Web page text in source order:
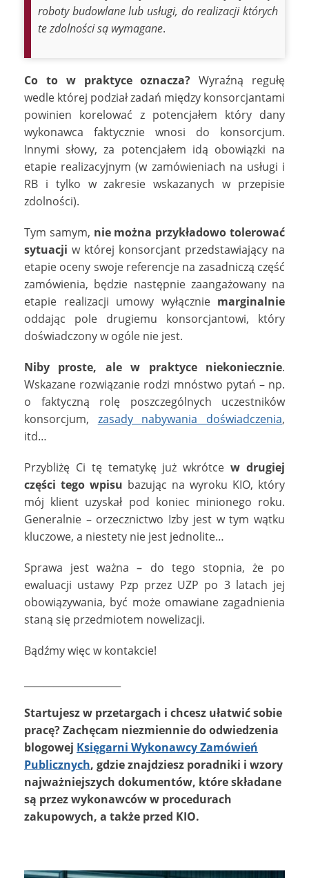
roboty budowlane lub usługi, do realizacji których
te zdolności są wymagane.
Co to w praktyce oznacza?Wyraźną regułę
wedle której podział zadań między konsorcjantami
powinien korelować z potencjałem który dany
wykonawca faktycznie wnosi do konsorcjum.
Innymi słowy, za potencjałem idą obowiązki na
etapie realizacyjnym (w zamówieniach na usługi i
RB i tylko w zakresie wskazanych w przepisie
zdolności).
Tym samym, nie można przykładowo tolerować
sytuacji w której konsorcjant przedstawiający na
etapie oceny swoje referencje na zasadniczą część
zamówienia, będzie następnie zaangażowany na
etapie realizacji umowy wyłącznie marginalnie
oddając pole drugiemu konsorcjantowi, który
doświadczony w ogóle nie jest.
Niby proste, ale w praktyce niekoniecznie.
Wskazane rozwiązanie rodzi mnóstwo pytań – np.
o faktyczną rolę poszczególnych uczestników
konsorcjum, zasady nabywania doświadczenia,
itd…
Przybliżę Ci tę tematykę już wkrótcew drugiej
części tego wpisu bazując na wyroku KIO, który
mój klient uzyskał pod koniec minionego roku.
Generalnie – orzecznictwo Izby jest w tym wątku
kluczowe, a niestety nie jest jednolite…
Sprawa jest ważna – do tego stopnia, że po
ewaluacji ustawy Pzp przez UZP po 3 latach jej
obowiązywania, być może omawiane zagadnienia
staną się przedmiotem nowelizacji.
Bądźmy więc w kontakcie!
Startujesz w przetargach i chcesz ułatwić sobie
pracę? Zachęcam niezmiennie do odwiedzenia
blogowej Księgarni Wykonawcy Zamówień
Publicznych, gdzie znajdziesz poradniki i wzory
najważniejszych dokumentów, które składane
są przez wykonawców w procedurach
zakupowych, a także przed KIO.